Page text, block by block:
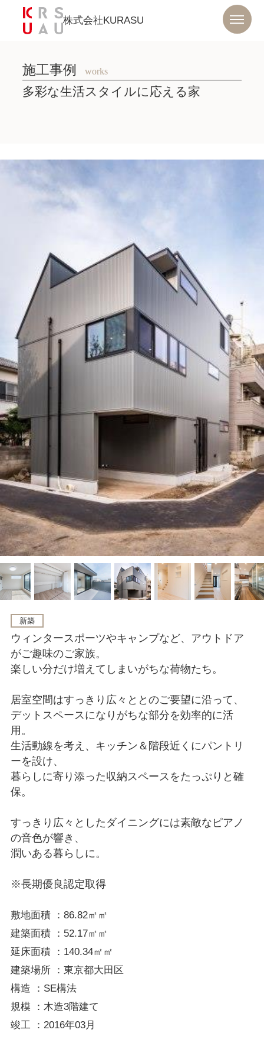
株式会社KURASU
施工事例 works
多彩な生活スタイルに応える家
新築
ウィンタースポーツやキャンプなど、アウトドア
がご趣味のご家族。
楽しい分だけ増えてしまいがちな荷物たち。
居室空間はすっきり広々ととのご要望に沿って、
デットスペースになりがちな部分を効率的に活
用。
生活動線を考え、キッチン＆階段近くにパントリ
ーを設け、
暮らしに寄り添った収納スペースをたっぷりと確
保。
すっきり広々としたダイニングには素敵なピアノ
の音色が響き、
潤いある暮らしに。
※長期優良認定取得
敷地面積 ：86.82㎡㎡
建築面積 ：52.17㎡㎡
延床面積 ：140.34㎡㎡
建築場所 ：東京都大田区
構造 ：SE構法
規模 ：木造3階建て
竣工 ：2016年03月